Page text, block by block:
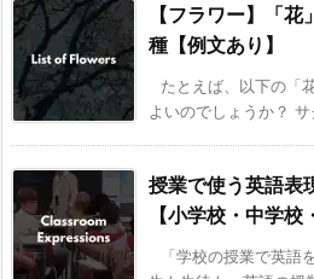
【フラワー】「
種【例文あり】
たとえば、以下の「
よいのでしょうか？
授業で使う英語表
【小学校・中学校
「学校の授業で英語